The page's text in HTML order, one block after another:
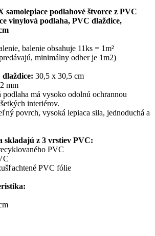
samolepiace podlahové štvorce z PVC
vinylová podlaha, PVC dlaždice,
balenie obsahuje 11ks = 1m²
minimálny odber je 1m2)
30,5 x 30,5 cm
mm
má vysoko odolnú ochrannou
interiérov.
povrch, vysoká lepiaca sila, jednoduchá a
skladajú z 3 vrstiev PVC:
PVC
PVC fólie